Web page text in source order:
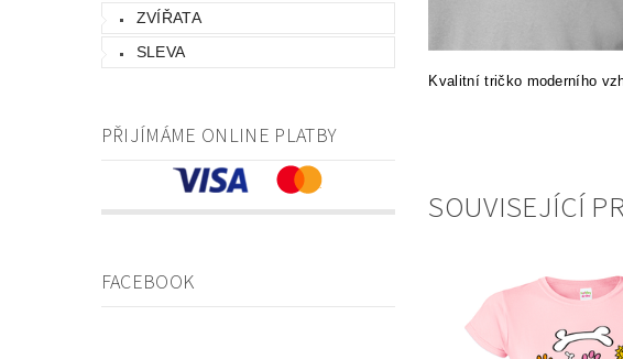
ZVÍŘATA
SLEVA
PŘIJÍMÁME ONLINE PLATBY
FACEBOOK
Kvalitní tričko moderního
SOUVISEJÍCÍ